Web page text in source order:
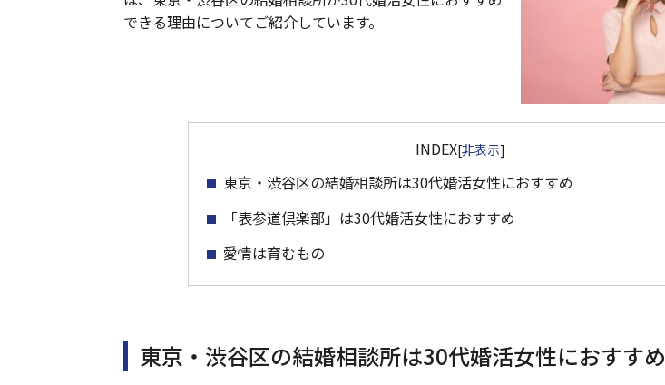
できる理由についてご紹介しています。
INDEX[非表示]
東京・渋谷区の結婚相談所は30代婚活女性におすすめ
「表参道倶楽部」は30代婚活女性におすすめ
愛情は育むもの
東京・渋谷区の結婚相談所は30代婚活女性におすすめ